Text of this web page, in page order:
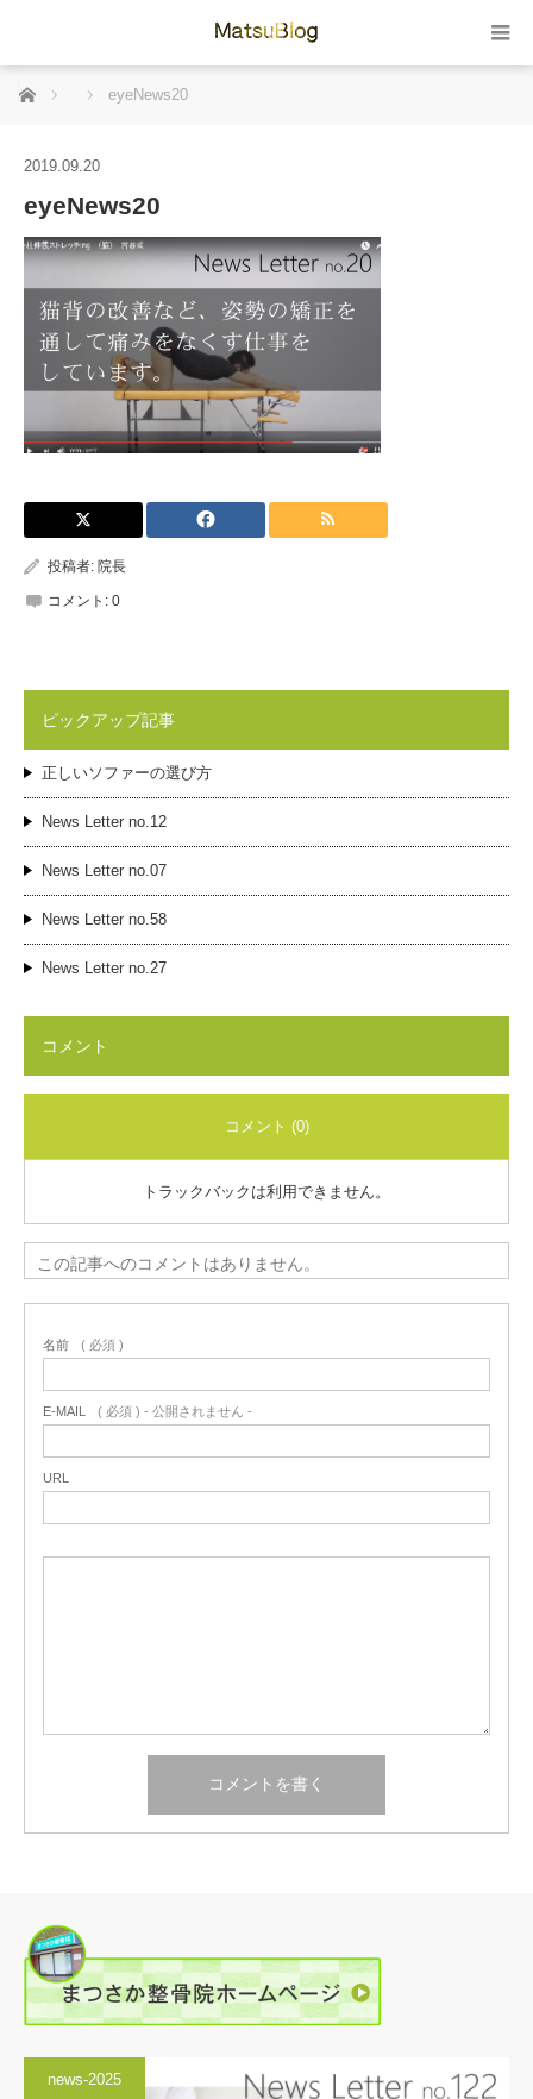
ホーム eyeNews20
2019.09.20
eyeNews20
投稿者: 院長
コメント: 0
ピックアップ記事
正しいソファーの選び方
News Letter no.12
News Letter no.07
News Letter no.58
News Letter no.27
コメント
コメント (0)
トラックバックは利用できません。
この記事へのコメントはありません。
名前 ( 必須 )
E-MAIL ( 必須 ) - 公開されません -
URL
news-2025